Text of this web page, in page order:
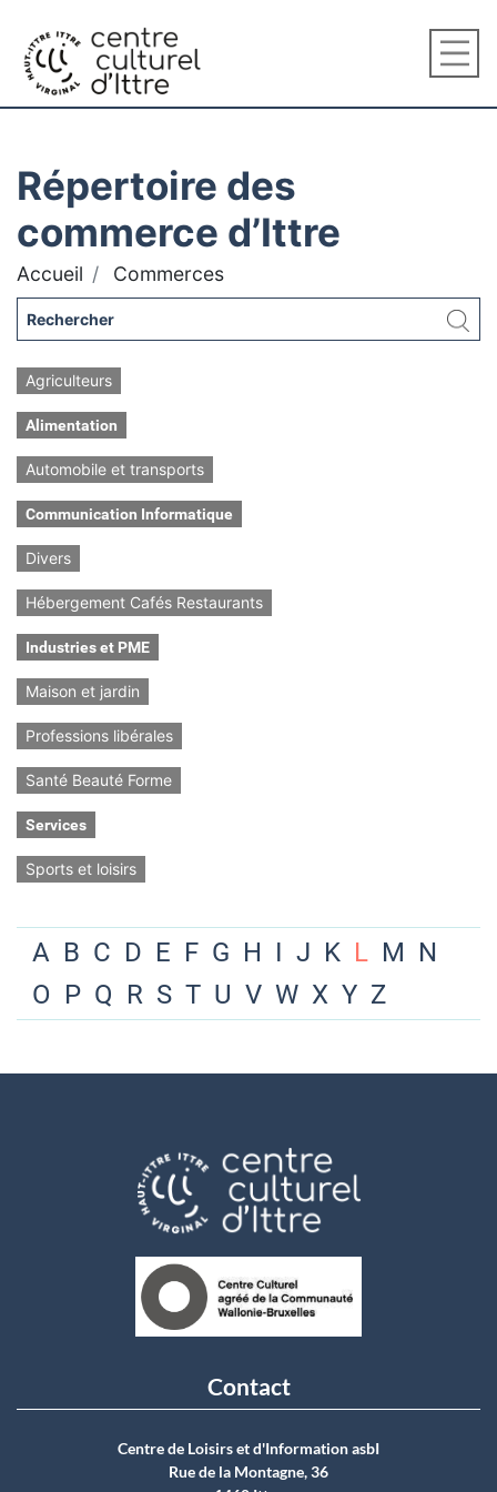
Répertoire des
commerce d’Ittre
Accueil Commerces
Agriculteurs
Alimentation
Automobile et transports
Communication Informatique
Divers
Hébergement Cafés Restaurants
Industries et PME
Maison et jardin
Professions libérales
Santé Beauté Forme
Services
Sports et loisirs
A B C D E F G H I J K L M N
O P Q R S T U V W X Y Z
Contact
Centre de Loisirs et d'Information asbI
Rue de la Montagne, 36